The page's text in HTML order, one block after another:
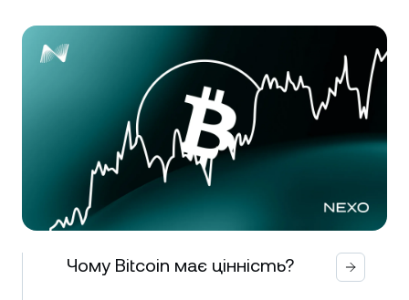
Чому Bitcoin має цінність?